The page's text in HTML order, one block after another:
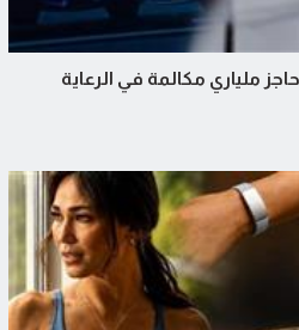
ملياري مكالمة في الرعاية